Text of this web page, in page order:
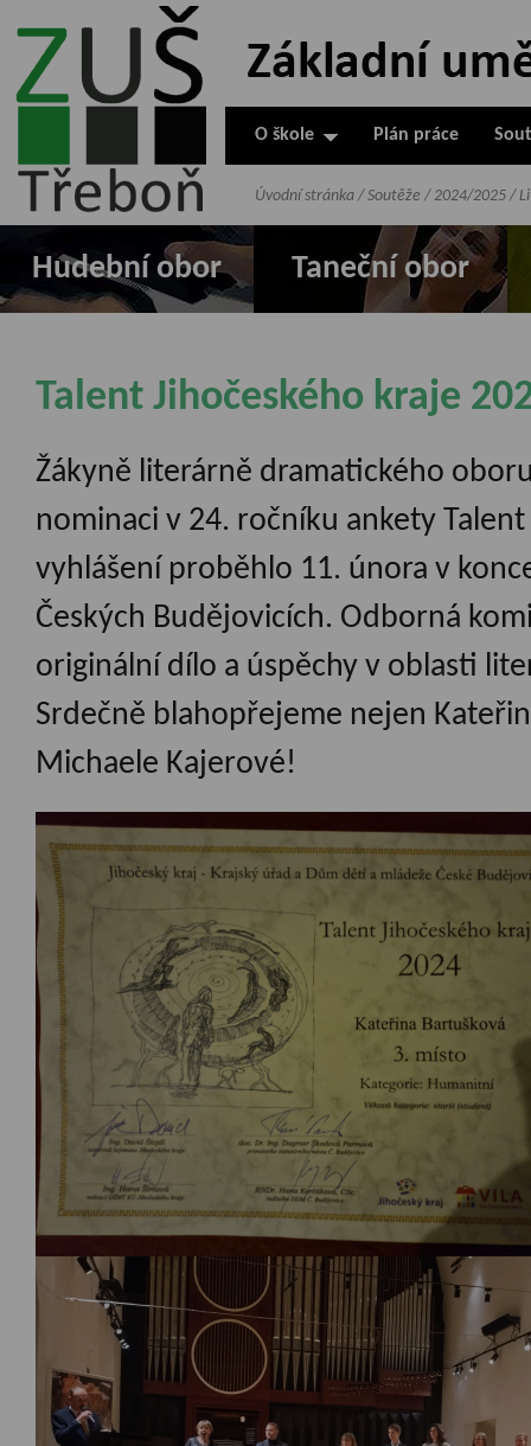
ZUŠ Třeboň -
Základní
umělecká škola
O škole Plán práce
Hudební obor Taneční obor
Úvodní stránka / Soutěže / 2024/2025 /
Talent Jihočeského kraje
Žákyně literárně dramatického
nominaci v 24. ročníku ankety
vyhlášení proběhlo 11. února v
Českých Budějovicích. Odborná
originální dílo a úspěchy v oblasti
Srdečně blahopřejeme nejen
Michaele Kajerové!